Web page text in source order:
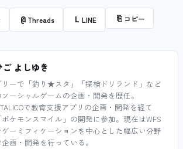
@ Threads L LINE ⎘ コピー
ご よしゆき
リーで「釣り★スタ」「探検ドリランド」など
ソーシャルゲームの企画・開発を歴任。
で教育支援アプリの企画・開発を経て
ポケモンスマイル」の開発に参加。現在はWFS
ゲーミフィケーションを中心とした幅広い分野
企画・開発を行っている。